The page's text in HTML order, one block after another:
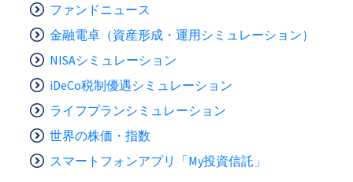
ファンドニュース
金融電卓（資産形成・運用シミュレーション）
NISAシミュレーション
iDeCo税制優遇シミュレーション
ライフプランシミュレーション
世界の株価・指数
スマートフォンアプリ「My投資信託」